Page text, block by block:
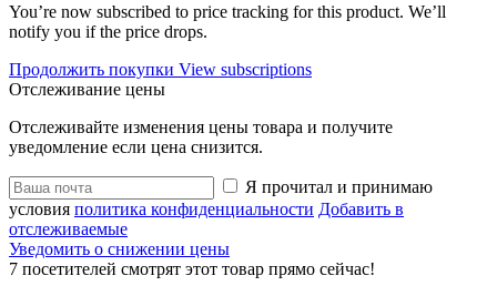
You’re now subscribed to price tracking for this product. We’ll
notify you if the price drops.
Продолжить покупки View subscriptions
Отслеживание цены
Отслеживайте изменения цены товара и получите
уведомление если цена снизится.
Я прочитал и принимаю
условия политика конфиденциальности Добавить в
отслеживаемые
Уведомить о снижении цены
7 посетителей смотрят этот товар прямо сейчас!